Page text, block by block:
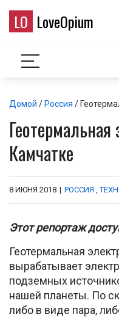
LO LoveOpium
Домой / Россия /
Камчатке
8 ИЮНЯ 2018 | РОССИЯ ,
Этот репортаж
Геотермальная
вырабатывает
подземных
нашей планеты. По
либо в виде пара,